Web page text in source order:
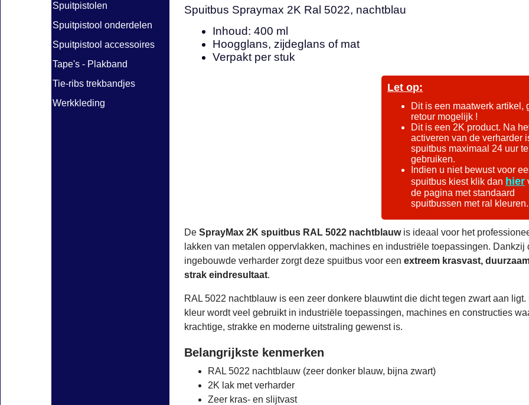
Spuitpistolen
Spuitpistool onderdelen
Spuitpistool accessoires
Tape's - Plakband
Tie-ribs trekbandjes
Werkkleding
Spuitbus Spraymax 2K Ral 5022, nachtblau
Inhoud: 400 ml
Hoogglans, zijdeglans of mat
Verpakt per stuk
Let op:
Dit is een maatwerk artikel,
retour mogelijk !
Dit is een 2K product. Na
activeren van de verharder
spuitbus maximaal 24 uur te
gebruiken.
Indien u niet bewust voor
spuitbus kiest klik dan hier
de pagina met standaard
spuitbussen met ral kleuren.
De SprayMax 2K spuitbus RAL 5022 nachtblauwis ideaal voor het
lakken van metalen oppervlakken, machines en industriële toepassingen. Dankzij
ingebouwde verharder zorgt deze spuitbus voor een extreem krasvast,
strak eindresultaat.
RAL 5022 nachtblauw is een zeer donkere blauwtint die dicht tegen zwart aan ligt.
kleur wordt veel gebruikt in industriële toepassingen, machines en constructies
krachtige, strakke en moderne uitstraling gewenst is.
Belangrijkste kenmerken
RAL 5022 nachtblauw (zeer donker blauw, bijna zwart)
2K lak met verharder
Zeer kras- en slijtvast